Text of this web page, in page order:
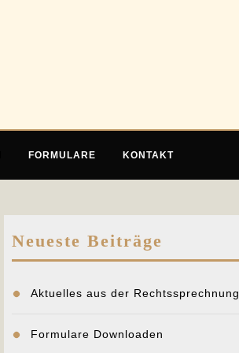
FORMULARE KONTAKT
Neueste Beiträge
Aktuelles aus der Rechtssprechnung
Formulare Downloaden